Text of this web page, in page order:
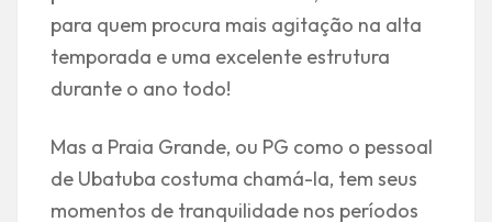
para quem procura mais agitação na alta
temporada e uma excelente estrutura
durante o ano todo!
Mas a Praia Grande, ou PG como o pessoal
de Ubatuba costuma chamá-la, tem seus
momentos de tranquilidade nos períodos